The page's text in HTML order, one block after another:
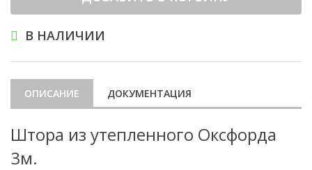
В НАЛИЧИИ
ОПИСАНИЕ ДОКУМЕНТАЦИЯ
Штора из утепленного Оксфорда
3м.